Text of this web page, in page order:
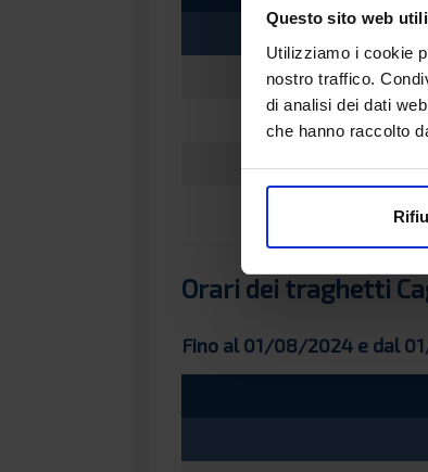
Questo sito web
Utilizziamo i cookie
nostro traffico.
di analisi dei dati
che hanno raccolto
Martedì
Orari dei traghetti
Fino al 01/08/2024 e dal